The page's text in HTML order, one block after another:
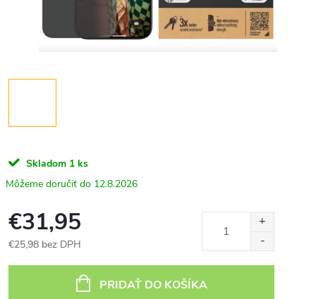
Skladom 1 ks
12.8.2026
€31,95
€25,98 bez DPH
PRIDAŤ DO KOŠÍKA